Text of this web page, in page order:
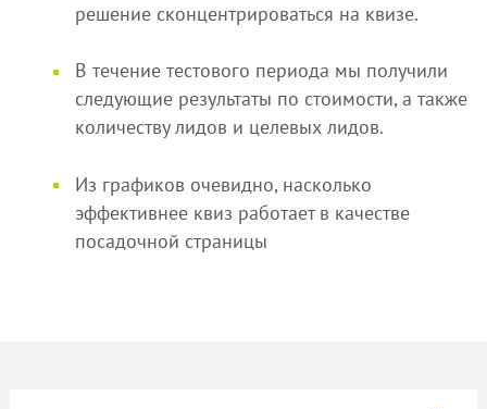
решение сконцентрироваться на квизе.
В течение тестового периода мы получили
следующие результаты по стоимости, а также
количеству лидов и целевых лидов.
Из графиков очевидно, насколько
эффективнее квиз работает в качестве
посадочной страницы